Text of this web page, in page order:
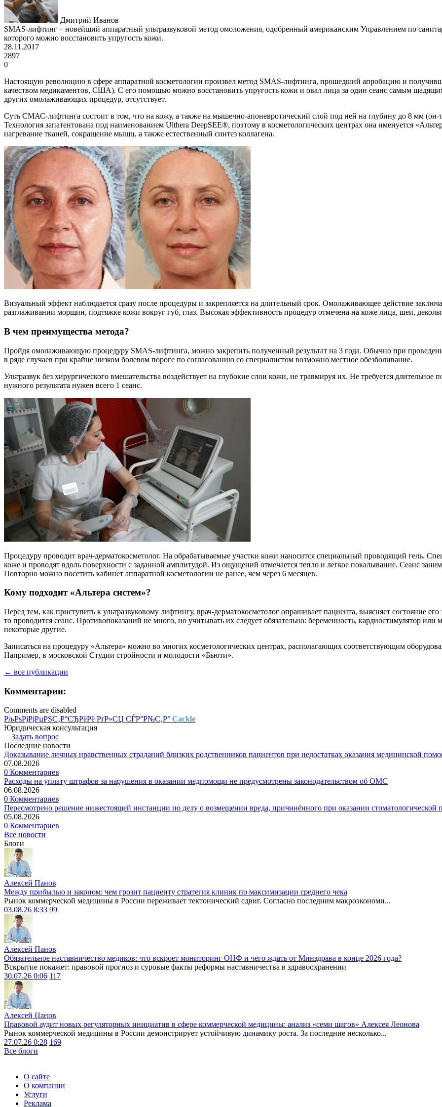
Дмитрий Иванов
SMAS-лифтинг – новейший аппаратный ультразвуковой метод омоложения, одобренный американским Управлением по
которого можно восстановить упругость кожи.
28.11.2017
2897
0
Настоящую революцию в сфере аппаратной косметологии произвел метод SMAS-лифтинга, прошедший апробацию и
качеством медикаментов, США). С его помощью можно восстановить упругость кожи и овал лица за один сеанс самым
других омолаживающих процедур, отсутствует.
Суть СМАС-лифтинга состоит в том, что на кожу, а также на мышечно-апоневротический слой под ней на глубину до 8 мм (он-то
Технология запатентована под наименованием Ulthera DeepSEE®, поэтому в косметологических центрах она именуется
нагревание тканей, сокращение мышц, а также естественный синтез коллагена.
Визуальный эффект наблюдается сразу после процедуры и закрепляется на длительный срок. Омолаживающее действие
разглаживании морщин, подтяжке кожи вокруг губ, глаз. Высокая эффективность процедур отмечена на коже лица, шеи,
В чем преимущества метода?
Пройдя омолаживающую процедуру SMAS-лифтинга, можно закрепить полученный результат на 3 года. Обычно при
в ряде случаев при крайне низком болевом пороге по согласованию со специалистом возможно местное обезболивание.
Ультразвук без хирургического вмешательства воздействует на глубокие слои кожи, не травмируя их. Не требуется
нужного результата нужен всего 1 сеанс.
Процедуру проводит врач-дерматокосметолог. На обрабатываемые участки кожи наносится специальный проводящий гель.
коже и проводят вдоль поверхности с заданной амплитудой. Из ощущений отмечается тепло и легкое покалывание. Сеанс
Повторно можно посетить кабинет аппаратной косметологии не ранее, чем через 6 месяцев.
Кому подходит «Альтера систем»?
Перед тем, как приступить к ультразвуковому лифтингу, врач-дерматокосметолог опрашивает пациента, выясняет состояние
то проводится сеанс. Противопоказаний не много, но учитывать их следует обязательно: беременность, кардиостимулятор
некоторые другие.
Записаться на процедуру «Альтера» можно во многих косметологических центрах, располагающих соответствующим
Например, в московской Студии стройности и молодости «Бьюти».
← все публикации
Комментарии:
Comments are disabled
РљРѕРјРјРµРЅС‚Р°СЂРёРё РґР»СЏ СЃР°Р№С‚Р° Cackle
Юридическая консультация
Задать вопрос
Последние новости
Доказывание личных нравственных страданий близких родственников пациентов при недостатках оказания медицинской
07.08.2026
0 Комментариев
Расходы на уплату штрафов за нарушения в оказании медпомощи не предусмотрены законодательством об ОМС
06.08.2026
0 Комментариев
Пересмотрено решение нижестоящей инстанции по делу о возмещении вреда, причинённого при оказании стоматологической
05.08.2026
0 Комментариев
Все новости
Блоги
Алексей Панов
Между прибылью и законом: чем грозит пациенту стратегия клиник по максимизации среднего чека
Рынок коммерческой медицины в России переживает тектонический сдвиг. Согласно последним макроэкономи...
03.08.26 8:33 99
Алексей Панов
Обязательное наставничество медиков: что вскроет мониторинг ОНФ и чего ждать от Минздрава в конце 2026 года?
Вскрытие покажет: правовой прогноз и суровые факты реформы наставничества в здравоохранении
30.07.26 0:06 117
Алексей Панов
Правовой аудит новых регуляторных инициатив в сфере коммерческой медицины: анализ «семи шагов» Алексея Леонова
Рынок коммерческой медицины в России демонстрирует устойчивую динамику роста. За последние несколько...
27.07.26 0:28 169
Все блоги
О сайте
О компании
Услуги
Реклама